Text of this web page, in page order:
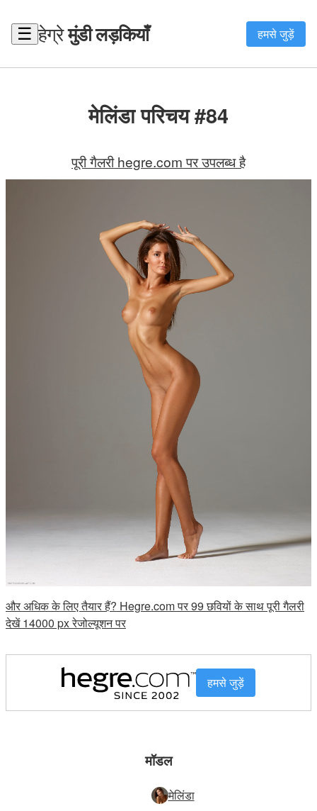
☰ हेग्रेमुंडी लड़कियाँ हमसे जुड़ें
मेलिंडा परिचय #84
पूरी गैलरी hegre.com पर उपलब्ध है
और अधिक के लिए तैयार हैं? Hegre.com पर 99 छवियों के साथ पूरी गैलरी
देखें 14000 px रेजोल्यूशन पर
हमसे जुड़ें
मॉडल
मेलिंडा